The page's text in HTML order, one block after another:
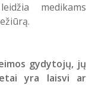
medikams
gydytojų, jų
yra laisvi ar